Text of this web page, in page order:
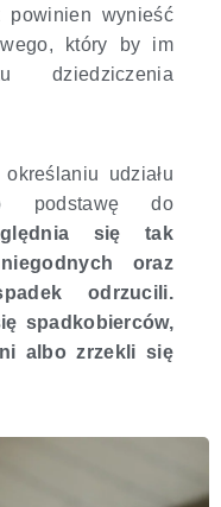
powinien wynieść
który by im
dziedziczenia
udziału
podstawę do
się tak
oraz
odrzucili.
spadkobierców,
albo zrzekli się